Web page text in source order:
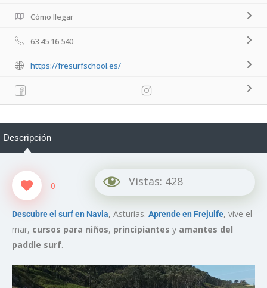
Cómo llegar
63 45 16 540
https://fresurfschool.es/
Descripción
0 Vistas: 428
Descubre el surf en Navia, Asturias. Aprende en Frejulfe, vive el
mar, cursos para niños, principiantes y amantes del
paddle surf.